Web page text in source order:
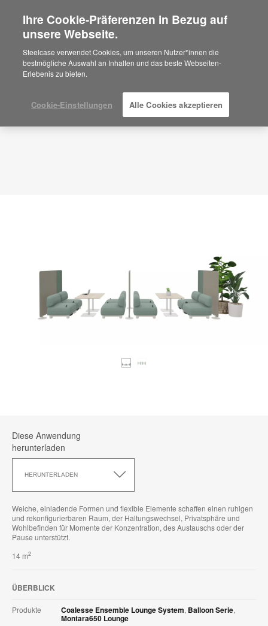
Are you in United States?
Would you like to see Products we sell in
your region?
Americas
Español
Planungsidee
ID: ZG5FJ2RG
Diese Anwendung
herunterladen
HERUNTERLADEN
Anwendung
Weiche, einladende Formen und flexible Elemente schaffen einen ruhigen
und rekonfigurierbaren Raum, der Haltungswechsel, Privatsphäre und
Wohlbefinden für Momente der Konzentration, des Austauschs oder der
Pause unterstützt.
14 m2
ÜBERBLICK
Produkte Coalesse Ensemble Lounge System, Balloon Serie,
Montara650 Lounge
Ihre Cookie-Präferenzen in Bezug auf
unsere Webseite.
Steelcase verwendet Cookies, um unseren Nutzer*innen die
bestmögliche Auswahl an Inhalten und das beste Webseiten-
Erlebenis zu bieten.
Cookie-Einstellungen Alle Cookies akzeptieren